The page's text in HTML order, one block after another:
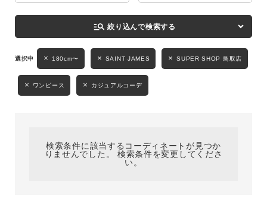
キーワード
性別
MENS LADIES KIDS
manage_search 絞り込んで検索する
180cm〜 SAINT JAMES SUPER SHOP 鳥取店
ワンピース カジュアルコーデ
検索条件に該当するコーディネートが見つか
りませんでした。 検索条件を変更してくださ
い。